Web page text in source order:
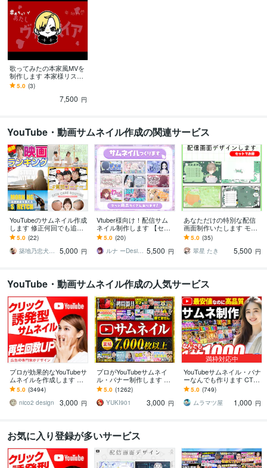
歌ってみたの本家風MVを
制作します 本家様リスペ
クトで高品質なMVを作り
ます！
5.0 (3)
7,500 円
YouTube・動画サムネイル作成の関連サービス
YouTubeのサムネイル作成
します 修正何回でも追加
料金なし！お試し割引あ
り！
5.0 (22)
築地乃忠犬NANA公
5,000 円
Vtuber様向け！配信サム
ネイル制作します 【セッ
ト割あり】どんなジャン
ルもお任せください✨
5.0 (20)
ルナ ーDesignー 5,500 円
あなただけの特別な配信
画面制作いたします モチ
ーフたくさんのかわいい
配信画面作ります！
5.0 (35)
翠星 たき
5,500 円
YouTube・動画サムネイル作成の人気サービス
プロが効果的なYouTubeサ
ムネイルを作成します 再
生回数を増やす！クリッ
クしたくなる！反応させ
るデザイン
5.0 (3494)
nico2 design
3,000 円
プロがYouTubeサムネイ
ル・バナー制作します サ
ムネイル7,000枚以上制作
のプロがデザイン
5.0 (1262)
YUKI901
3,000 円
満枠対応中
YouTubeサムネイル・バナ
ーなんでも作ります CTR
を意識！値引き可能！1枚
1,000円～「修正無料」
5.0 (749)
ムラマツ屋
1,000 円
お気に入り登録が多いサービス